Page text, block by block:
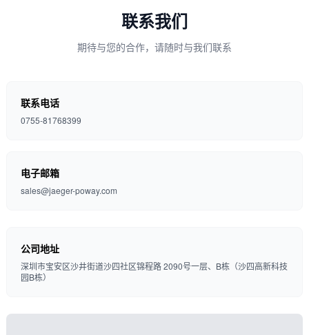
联系我们
期待与您的合作，请随时与我们联系
联系电话
0755-81768399
电子邮箱
sales@jaeger-poway.com
公司地址
深圳市宝安区沙井街道沙四社区锦程路 2090号一层、B栋（沙四高新科技
园B栋）